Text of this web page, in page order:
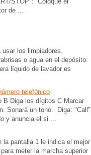
de ...
usar los limpiadores.
o agua en el depósito:
líquido de lavador es
telefónico
B Diga los dígitos C Marcar
Sonará un tono. Diga: "Call"
y anuncia el si ...
pantalla 1 le indica el mejor
meter la marcha superior